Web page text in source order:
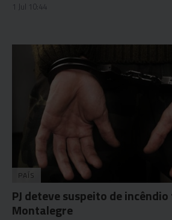
1 Jul 10:44
PAÍS
PJ deteve suspeito de
Montalegre